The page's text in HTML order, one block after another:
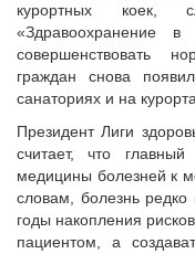
СМИ о нас
МЕТОДИЧЕСКИЙ
Опыт регионов
Методические
Опыт
Судебная практика
Мнение специалиста
Конкурсы Совета
курортных коек,
«Здравоохранение
совершенствовать
граждан снова
санаториях и на
Президент Лиги
считает, что
медицины болезней к
словам, болезнь редко
годы накопления
пациентом, а